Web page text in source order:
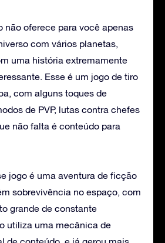
não oferece para você apenas
com vários planetas,
uma história extremamente
Esse é um jogo de tiro
com alguns toques de
de PVP, lutas contra chefes
não falta é conteúdo para
jogo é uma aventura de ficção
sobrevivência no espaço, com
grande de constante
utiliza uma mecânica de